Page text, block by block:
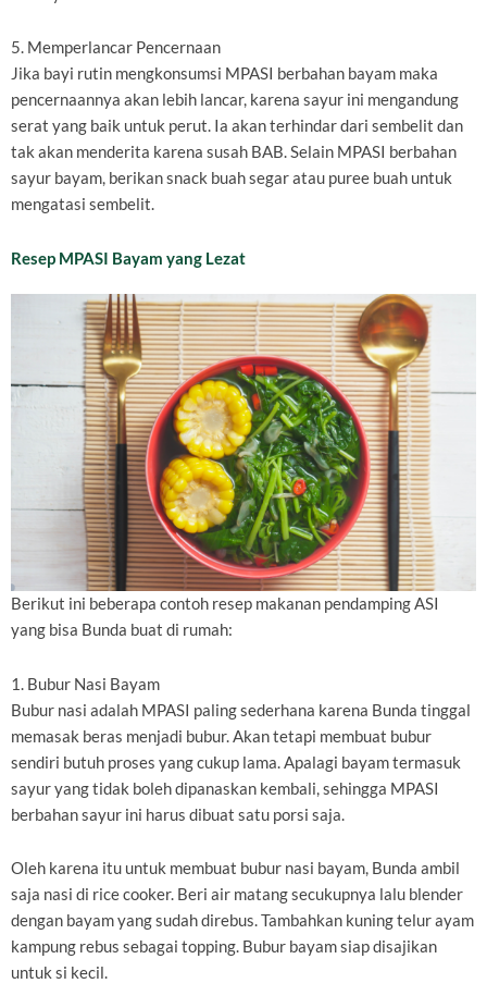
5. Memperlancar Pencernaan
Jika bayi rutin mengkonsumsi MPASI berbahan bayam maka
pencernaannya akan lebih lancar, karena sayur ini mengandung
serat yang baik untuk perut. Ia akan terhindar dari sembelit dan
tak akan menderita karena susah BAB. Selain MPASI berbahan
sayur bayam, berikan snack buah segar atau puree buah untuk
mengatasi sembelit.
Resep MPASI Bayam yang Lezat
Berikut ini beberapa contoh resep makanan pendamping ASI
yang bisa Bunda buat di rumah:
1. Bubur Nasi Bayam
Bubur nasi adalah MPASI paling sederhana karena Bunda tinggal
memasak beras menjadi bubur. Akan tetapi membuat bubur
sendiri butuh proses yang cukup lama. Apalagi bayam termasuk
sayur yang tidak boleh dipanaskan kembali, sehingga MPASI
berbahan sayur ini harus dibuat satu porsi saja.
Oleh karena itu untuk membuat bubur nasi bayam, Bunda ambil
saja nasi di rice cooker. Beri air matang secukupnya lalu blender
dengan bayam yang sudah direbus. Tambahkan kuning telur ayam
kampung rebus sebagai topping. Bubur bayam siap disajikan
untuk si kecil.